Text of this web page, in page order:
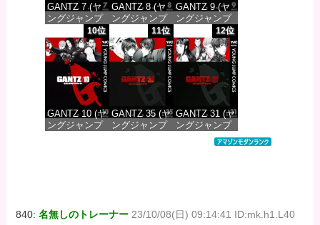
GANTZ 7 (ヤ
ングジャンプ
コミックス
DIGITAL)
価格：¥100
GANTZ 8 (ヤ
ングジャンプ
コミックス
DIGITAL)
価格：¥100
GANTZ 9 (ヤ
ングジャンプ
コミックス
DIGITAL)
価格：¥100
10位
GANTZ 10 (ヤ
ングジャンプ
11位
GANTZ 35 (ヤ
ングジャンプ
12位
GANTZ 31 (ヤ
ングジャンプ
コミックス
840:名無しのトレーナー 23/10/08(日) 09:14:41 ID:mk.h1.L40